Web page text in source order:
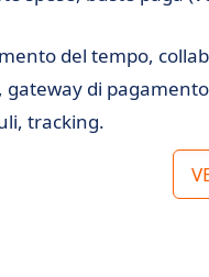
del tempo,
gateway di
tracking.